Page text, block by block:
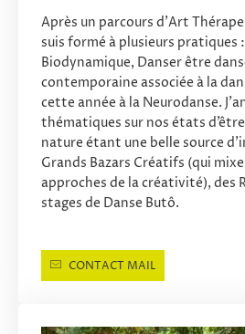
Après un parcours d’Art
suis formé à plusieurs pratiques
Biodynamique, Danser être
contemporaine associée à la
cette année à la Neurodanse.
thématiques sur nos états
nature étant une belle source
Grands Bazars Créatifs (qui
approches de la créativité), des
stages de Danse Butô.
CONTACT MAIL